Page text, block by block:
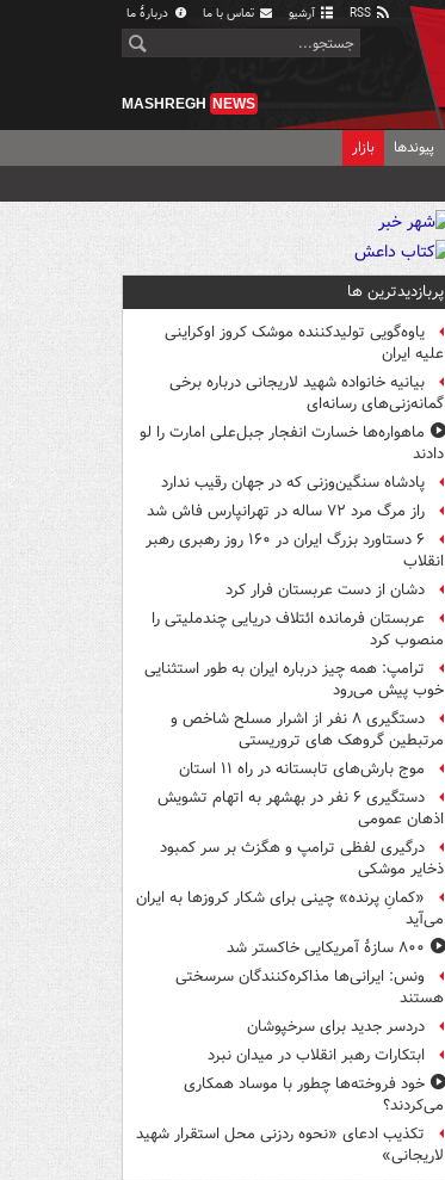
آرشیو تماس با ما دربارهٔ ما
MASHREGH NEWS
پیوندها بازار
پربازدیدترین ها
یاوه‌گویی تولیدکننده موشک کروز اوکراینی
علیه ایران
بیانیه خانواده شهید لاریجانی درباره برخی
گمانه‌زنی‌های رسانه‌ای
ماهواره‌ها خسارت انفجار جبل‌علی امارت را لو
دادند
پادشاه سنگین‌وزنی که در جهان رقیب ندارد
راز مرگ مرد ۷۲ ساله در تهرانپارس فاش شد
۶ دستاورد بزرگ ایران در ۱۶۰ روز رهبری رهبر
انقلاب
دشان از دست عربستان فرار کرد
عربستان فرمانده ائتلاف دریایی چندملیتی را
منصوب کرد
ترامپ: همه چیز درباره ایران به طور استثنایی
خوب پیش می‌رود
دستگیری ۸ نفر از اشرار مسلح شاخص و
مرتبطین گروهک های تروریستی
موج بارش‌های تابستانه در راه ۱۱ استان
دستگیری ۶ نفر در بهشهر به اتهام تشویش
اذهان عمومی
درگیری لفظی ترامپ و هگزث بر سر کمبود
ذخایر موشکی
«کمانِ پرنده» چینی برای شکار کروزها به ایران
می‌آید
۸۰۰ سازۀ آمریکایی خاکستر شد
ونس: ایرانی‌ها مذاکره‌کنندگان سرسختی
هستند
دردسر جدید برای سرخپوشان
ابتکارات رهبر انقلاب در میدان نبرد
خود فروخته‌ها چطور با موساد همکاری
می‌کردند؟
تکذیب ادعای «نحوه ردزنی محل استقرار شهید
لاریجانی»